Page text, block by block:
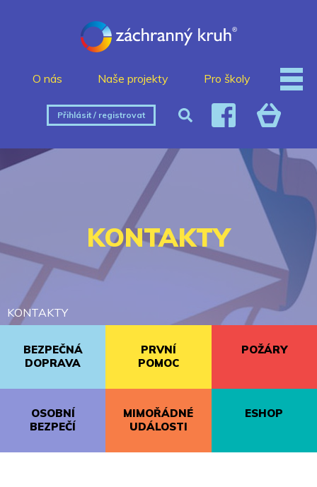
O nás Naše projekty Pro školy
Přihlásit / registrovat
KONTAKTY
KONTAKTY
BEZPEČNÁ
DOPRAVA
PRVNÍ
POMOC
POŽÁRY
OSOBNÍ
BEZPEČÍ
MIMOŘÁDNÉ
UDÁLOSTI
ESHOP